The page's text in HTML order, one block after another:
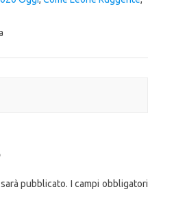
pubblicato. I campi obbligatori